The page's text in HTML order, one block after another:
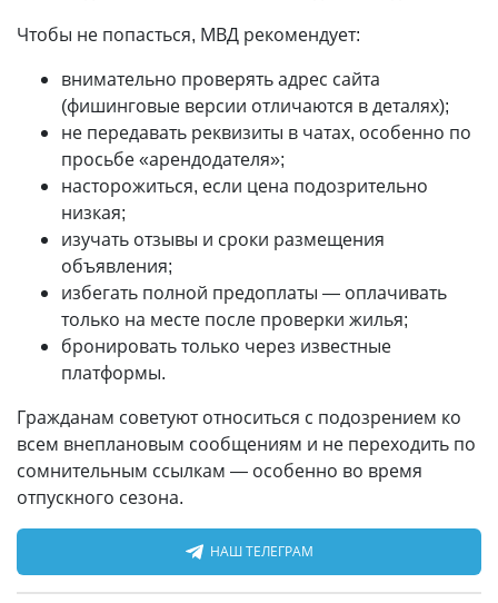
Чтобы не попасться, МВД рекомендует:
внимательно проверять адрес сайта
(фишинговые версии отличаются в деталях);
не передавать реквизиты в чатах, особенно по
просьбе «арендодателя»;
насторожиться, если цена подозрительно
низкая;
изучать отзывы и сроки размещения
объявления;
избегать полной предоплаты — оплачивать
только на месте после проверки жилья;
бронировать только через известные
платформы.
Гражданам советуют относиться с подозрением ко
всем внеплановым сообщениям и не переходить по
сомнительным ссылкам — особенно во время
отпускного сезона.
НАШ ТЕЛЕГРАМ